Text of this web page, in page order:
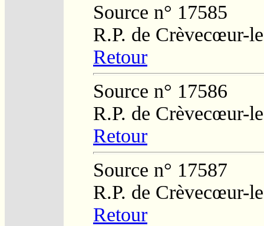
Source n° 17585
R.P. de Crèvecœur-
Retour
Source n° 17586
R.P. de Crèvecœur-
Retour
Source n° 17587
R.P. de Crèvecœur-
Retour